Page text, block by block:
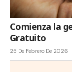
Comienza la
Gratuito
25 De Febrero De 2026